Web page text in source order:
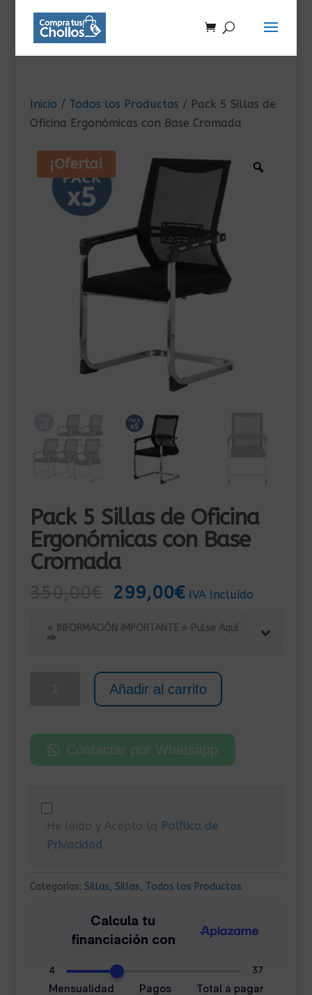
Inicio / Todos los Productos / Pack 5 Sillas de
Oficina Ergonómicas con Base Cromada
¡Oferta!
Pack 5 Sillas de Oficina
Ergonómicas con Base
Cromada
El
original
350,00€.
299,00€El
actual
299,00€.
IVA Incluído
⭐ INFORMACIÓN IMPORTANTE ⭐ Pulse Aquí
⮕
de
Oficina
Base
Cromada
cantidad
Añadir al carrito
Contactar por Whatsapp
He leído y Acepto la Política de
Privacidad
Categorías: Sillas, Sillas, Todos los Productos